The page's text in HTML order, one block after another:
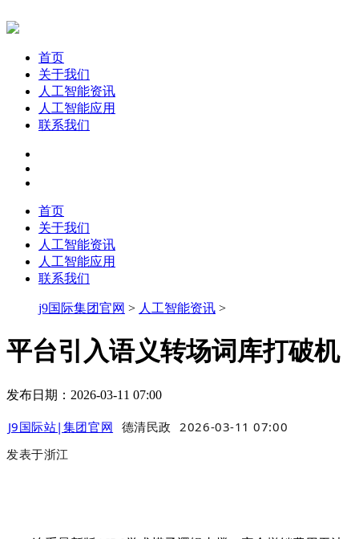
首页
关于我们
人工智能资讯
人工智能应用
联系我们
首页
关于我们
人工智能资讯
人工智能应用
联系我们
j9国际集团官网 > 人工智能资讯 >
平台引入语义转场词库打破机
发布日期：2026-03-11 07:00
J9国际站|集团官网 德清民政
2026-03-11 07:00
发表于浙江